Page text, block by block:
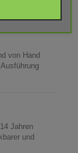
von Hand
Jahren
und